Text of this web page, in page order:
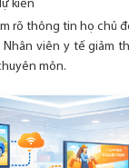
kiến
rõ thông tin họ chủ
Nhân viên y tế giảm
môn.